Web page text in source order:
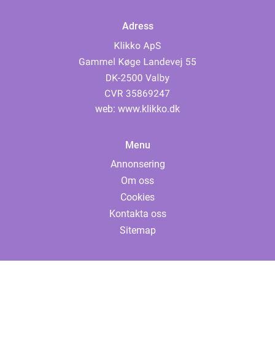
Adress
web: www.klikko.dk
Menu
Annonsering
Om oss
Cookies
Kontakta oss
Sitemap